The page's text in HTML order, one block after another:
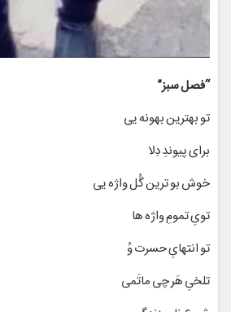
“فصل سبز”
تو بهترین بهونه یی
برای پیوندِ دِلا
خوش بو ترین گُل واژه یی
تویِ تمومِ واژه ها
تو انتهایِ حسرت وُ
تلخیِ هَر چی ماتَمی